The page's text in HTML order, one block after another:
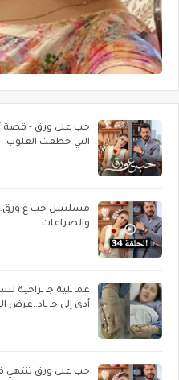
حب على ورق - قصة
التي خطفت القلوب
مسلسل حب ع ورق..
والصراعات
عمـ ـلية جـ ـراحية
أدى إلى حـ ـاد..عرض
حب على ورق تنتهي